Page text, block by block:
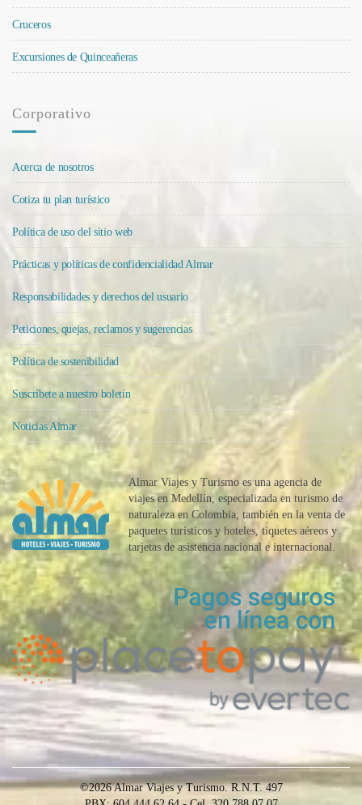
Cruceros
Excursiones de Quinceañeras
Corporativo
Acerca de nosotros
Cotiza tu plan turístico
Política de uso del sitio web
Prácticas y políticas de confidencialidad Almar
Responsabilidades y derechos del usuario
Peticiones, quejas, reclamos y sugerencias
Política de sostenibilidad
Suscríbete a nuestro boletín
Noticias Almar
Almar Viajes y Turismo es una agencia de
viajes en Medellín, especializada en turismo de
naturaleza en Colombia; también en la venta de
paquetes turísticos y hoteles, tiquetes aéreos y
tarjetas de asistencia nacional e internacional.
©2026 Almar Viajes y Turismo. R.N.T. 497